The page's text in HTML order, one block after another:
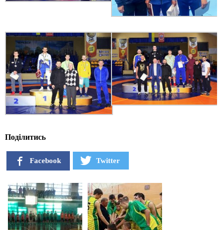
Поділитись
Facebook Twitter